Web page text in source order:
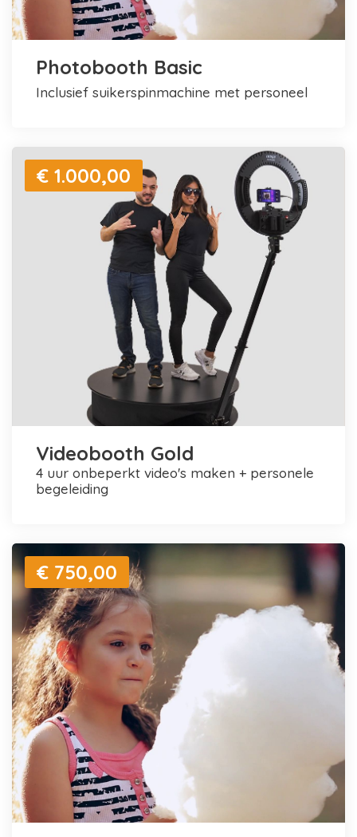
Photobooth Basic
inclusief suikerspinmachine met personeel
€ 1.000,00
Videobooth Gold
4 uur onbeperkt video's maken + personele
begeleiding
€ 750,00